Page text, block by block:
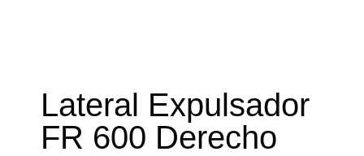
Lateral Expulsador
FR 600 Derecho